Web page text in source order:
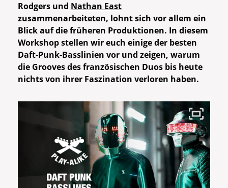
Rodgers und Nathan East
zusammenarbeiteten, lohnt sich vor allem ein
Blick auf die früheren Produktionen. In diesem
Workshop stellen wir euch einige der besten
Daft-Punk-Basslinien vor und zeigen, warum
die Grooves des französischen Duos bis heute
nichts von ihrer Faszination verloren haben.